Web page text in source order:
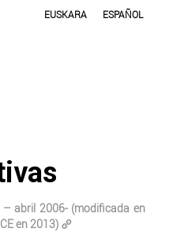
EUSKARA ESPAÑOL
– abril 2006- (modificada en
en 2013)